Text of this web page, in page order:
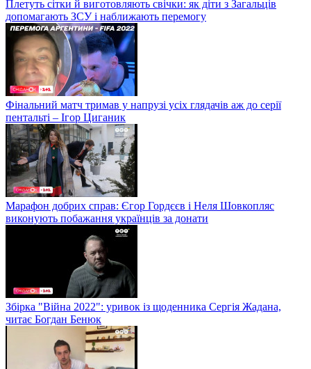
Плетуть сітки й виготовляють свічки: як діти з Загальців
допомагають ЗСУ і наближають перемогу
Фінальний матч тримав у напрузі усіх глядачів аж до серії
пентальті – Ігор Циганик
Марафон добрих справ: Єгор Гордєєв і Неля Шовкопляс
виконують побажання українців за донати
Збірка "Війна 2022": уривок із щоденника Сергія Жадана,
читає Богдан Бенюк